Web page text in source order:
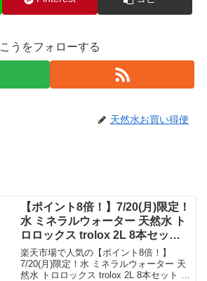
こうをフォローする
天然水お買い得便
【ポイント8倍！】7/20(月)限定！
水 ミネラルウォーター 天然水 ト
ロロックス trolox 2L 8本セット
送料無料｜価格・送料・ポイント
還元まとめ
楽天市場で人気の【ポイント8倍！】
7/20(月)限定！水 ミネラルウォーター 天
然水 トロロックス trolox 2L 8本セット 送